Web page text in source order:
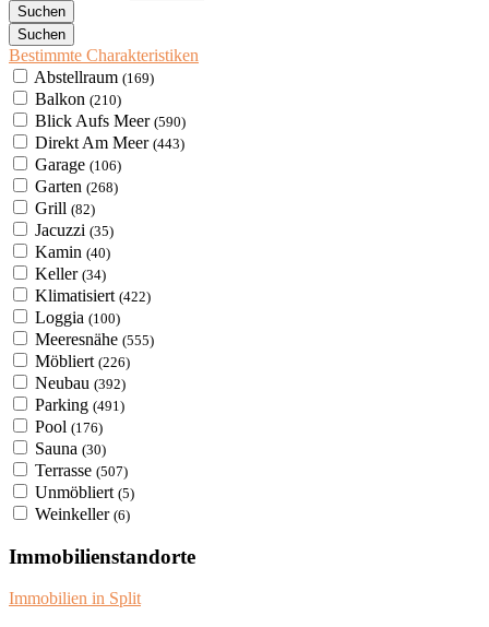
Bestimmte Charakteristiken
Abstellraum (169)
Balkon (210)
Blick Aufs Meer (590)
Direkt Am Meer (443)
Garage (106)
Garten (268)
Grill (82)
Jacuzzi (35)
Kamin (40)
Keller (34)
Klimatisiert (422)
Loggia (100)
Meeresnähe (555)
Möbliert (226)
Neubau (392)
Parking (491)
Pool (176)
Sauna (30)
Terrasse (507)
Unmöbliert (5)
Weinkeller (6)
Immobilienstandorte
Immobilien in Split